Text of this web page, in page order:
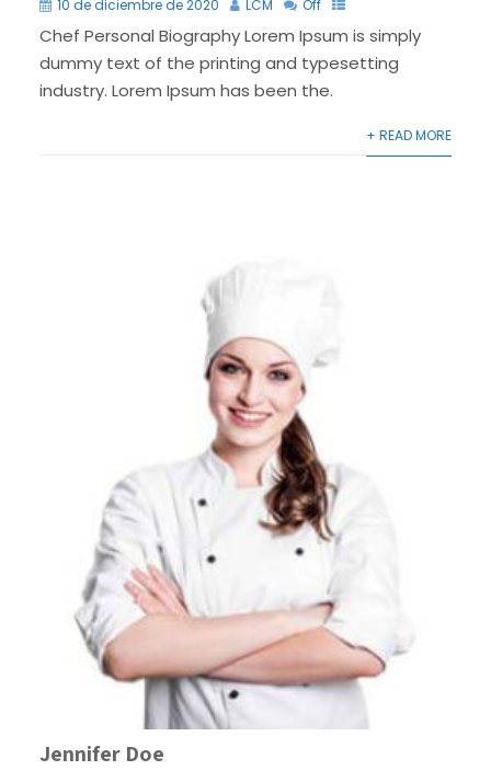
10 de diciembre de 2020 LCM Off
Chef Personal Biography Lorem Ipsum is simply
dummy text of the printing and typesetting
industry. Lorem Ipsum has been the.
+ READ MORE
Jennifer Doe